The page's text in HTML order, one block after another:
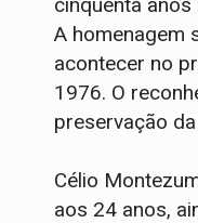
A homenagem
acontecer no
1976. O
preservação
Célio
aos 24 anos,